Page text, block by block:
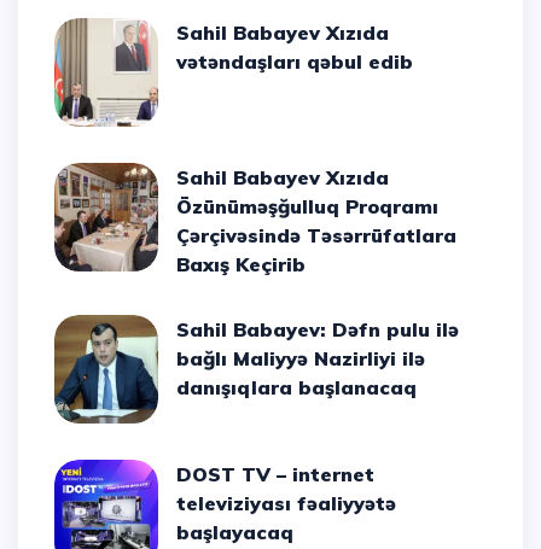
Sahil Babayev Xızıda
vətəndaşları qəbul edib
Sahil Babayev Xızıda
Özünüməşğulluq Proqramı
Çərçivəsində Təsərrüfatlara
Baxış Keçirib
Sahil Babayev: Dəfn pulu ilə
bağlı Maliyyə Nazirliyi ilə
danışıqlara başlanacaq
DOST TV – internet
televiziyası fəaliyyətə
başlayacaq